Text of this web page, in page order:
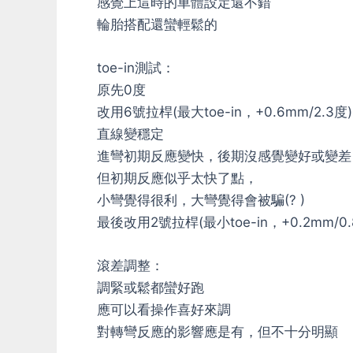
輪胎搭配還蠻輕鬆的
toe-in測試：
原先0度
改用6號拉桿(最大toe-in，+0.6mm/2.3度)
直線變穩定
進彎初期反應變快，後期沒感覺變好或變差
但初期反應似乎太快了點，
小彎覺得很利，大彎覺得會被騙(? )
最後改用2號拉桿(最小toe-in，+0.2mm/
滾差調整：
調緊或鬆都蠻好跑
應可以看操作喜好來調
對轉彎反應的影響應是有，但不十分明顯